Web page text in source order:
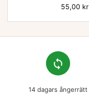
Pris
55,00 kr
loop
14 dagars ångerrätt